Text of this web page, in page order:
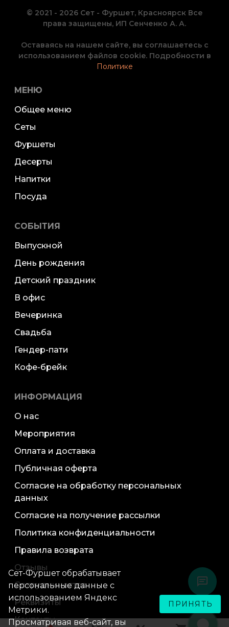
© 2021 - 2026 Сет - Фуршет, Красноярск Все
права защищены, ИП Сенченко А. А.
Оставаясь на нашем сайте, вы соглашаетесь с
использованием файлов cookie. Подробности в
Политике
МЕНЮ
Общее меню
Сеты
Фуршеты
Десерты
Напитки
Посуда
СОБЫТИЯ
Выпускной
День рождения
Детский праздник
В офис
Вечеринка
Свадьба
Гендер-пати
Кофе-брейк
ИНФОРМАЦИЯ
О нас
Мероприятия
Оплата и доставка
Публичная оферта
Согласие на обработку персональных
данных
Согласие на получение рассылки
Политика конфиденциальности
Правила возврата
Отзывы
Сотрудничество
Реквизиты
Контакты
Сет-Фуршет обрабатывает
персональные данные с
использованием Яндекс
Метрики.
Просматривая веб-сайт, вы
ПРИНЯТЬ